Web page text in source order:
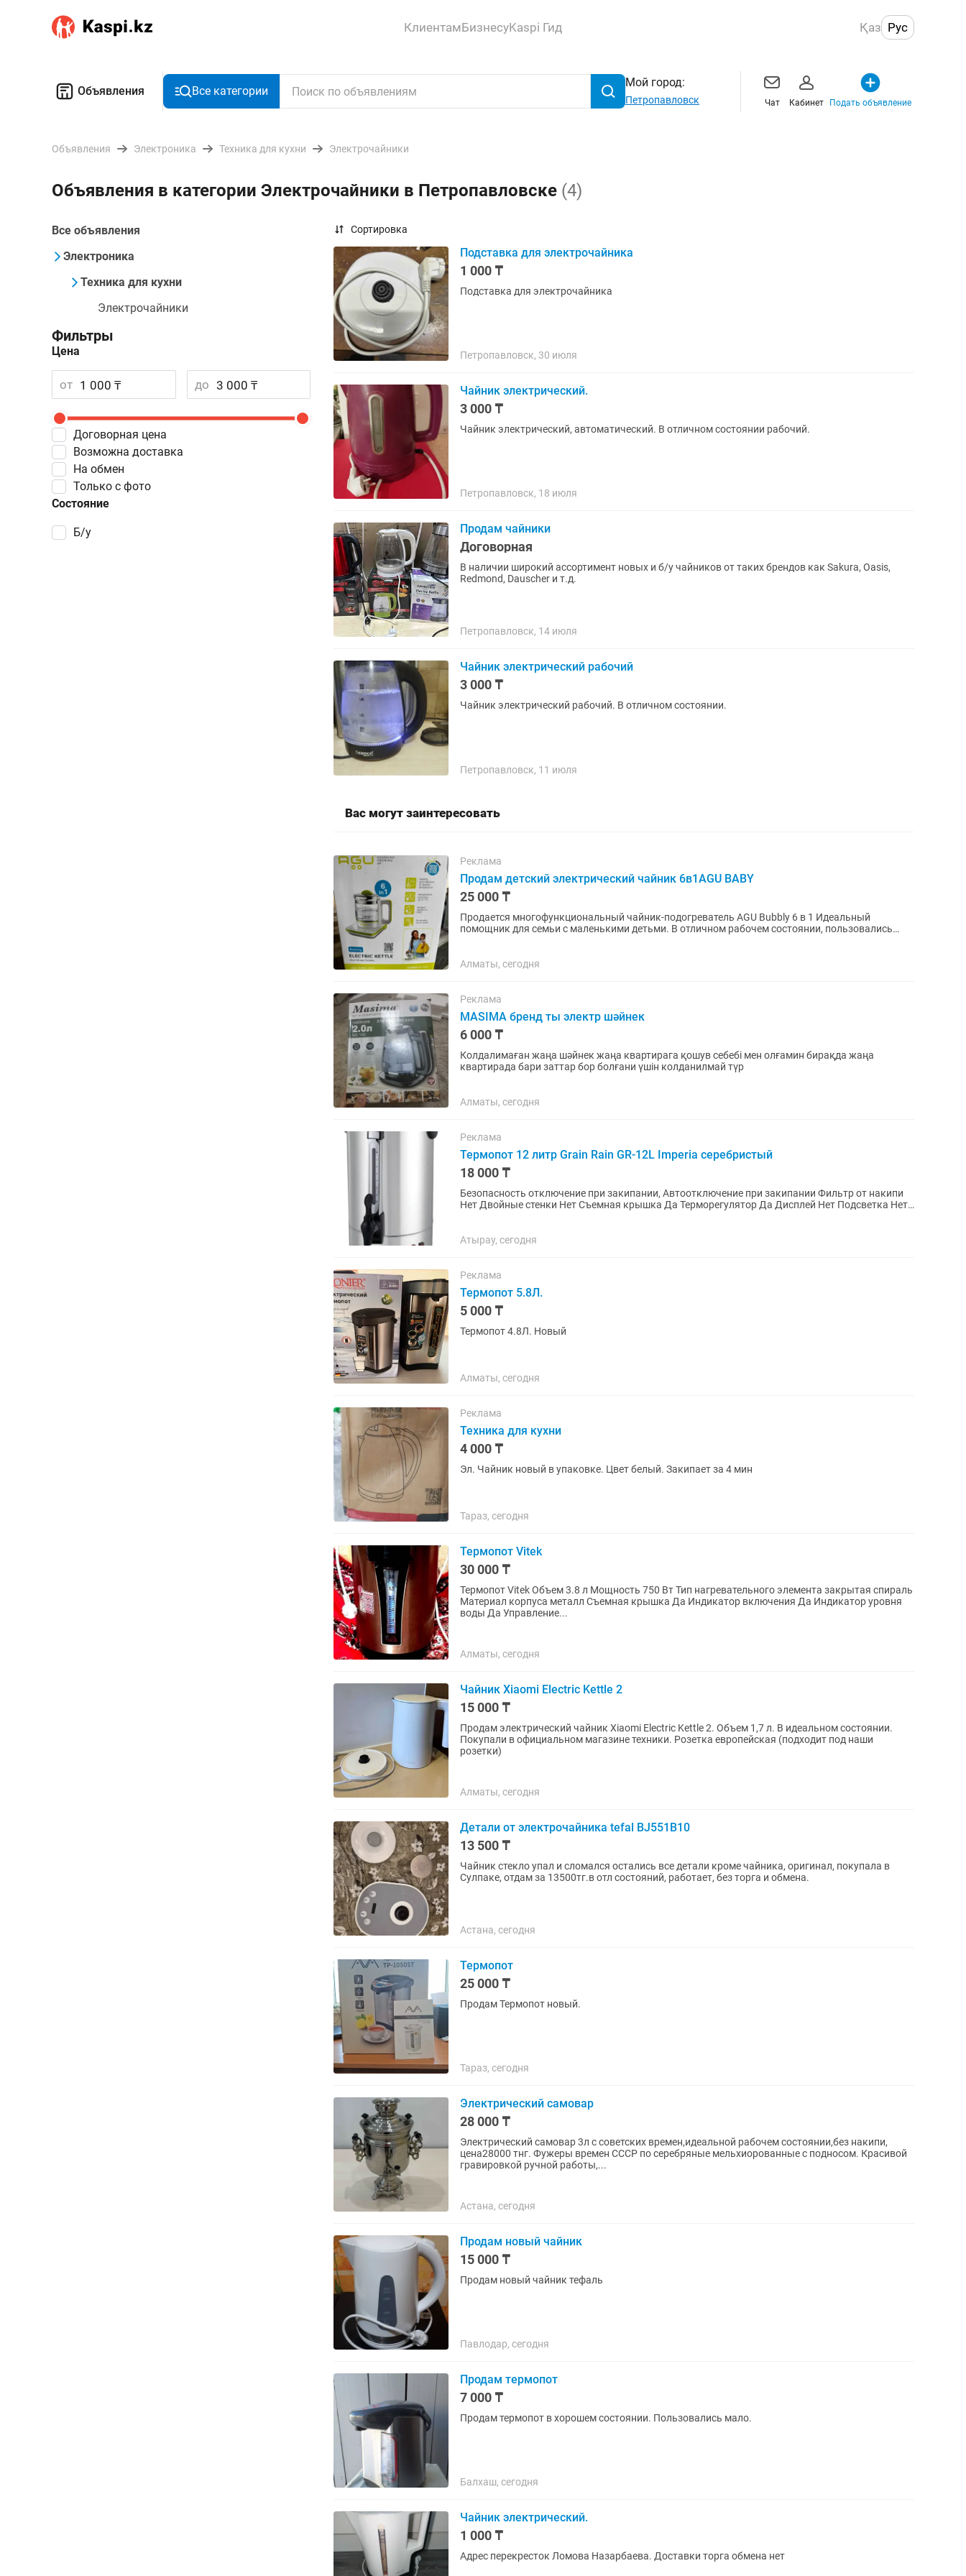
КлиентамБизнесуKaspi Гид Қаз Рус
Объявления Все категории
Мой город:
Петропавловск Чат Кабинет Подать объявление
Объявления Электроника Техника для кухни Электрочайники
Объявления в категории Электрочайники в Петропавловске (4)
Все объявления
Электроника
Техника для кухни
Электрочайники
Фильтры
Цена
от до
Договорная цена
Возможна доставка
Состояние
Б/у
На обмен
Только с фото
Сортировка
Подставка для электрочайника
1 000 ₸
Подставка для электрочайника
Петропавловск, 30 июля
Чайник электрический.
3 000 ₸
Чайник электрический, автоматический. В отличном состоянии рабочий.
Петропавловск, 18 июля
Продам чайники
Договорная
В наличии широкий ассортимент новых и б/у чайников от таких брендов как Sakura, Oasis,
Redmond, Dauscher и т.д.
Петропавловск, 14 июля
Чайник электрический рабочий
3 000 ₸
Чайник электрический рабочий. В отличном состоянии.
Петропавловск, 11 июля
Вас могут заинтересовать
Реклама
Продам детский электрический чайник 6в1AGU BABY
25 000 ₸
Продается многофункциональный чайник-подогреватель AGU Bubbly 6 в 1 Идеальный
помощник для семьи с маленькими детьми. В отличном рабочем состоянии, пользовались
Алматы, сегодня
Реклама
MASIMA бренд ты электр шәйнек
6 000 ₸
Колдалимаған жаңа шәйнек жаңа квартирага қошув себебі мен олғамин бирақда жаңа
квартирада бари заттар бор болғани үшін колданилмай түр
Алматы, сегодня
Реклама
Термопот 12 литр Grain Rain GR-12L Imperia серебристый
18 000 ₸
Безопасность отключение при закипании, Автоотключение при закипании Фильтр от накипи
Нет Двойные стенки Нет Съемная крышка Да Терморегулятор Да Дисплей Нет Подсветка Нет
Атырау, сегодня
Реклама
Термопот 5.8Л.
5 000 ₸
Термопот 4.8Л. Новый
Алматы, сегодня
Реклама
Техника для кухни
4 000 ₸
Эл. Чайник новый в упаковке. Цвет белый. Закипает за 4 мин
Тараз, сегодня
Термопот Vitek
30 000 ₸
Термопот Vitek Объем 3.8 л Мощность 750 Вт Тип нагревательного элемента закрытая спираль
Материал корпуса металл Съемная крышка Да Индикатор включения Да Индикатор уровня
воды Да Управление...
Алматы, сегодня
Чайник Xiaomi Electric Kettle 2
15 000 ₸
Продам электрический чайник Xiaomi Electric Kettle 2. Объем 1,7 л. В идеальном состоянии.
Покупали в официальном магазине техники. Розетка европейская (подходит под наши
розетки)
Алматы, сегодня
Детали от электрочайника tefal BJ551B10
13 500 ₸
Чайник стекло упал и сломался остались все детали кроме чайника, оригинал, покупала в
Сулпаке, отдам за 13500тг.в отл состояний, работает, без торга и обмена.
Астана, сегодня
Термопот
25 000 ₸
Продам Термопот новый.
Тараз, сегодня
Электрический самовар
28 000 ₸
Электрический самовар 3л с советских времен,идеальной рабочем состоянии,без накипи,
цена28000 тнг. Фужеры времен СССР по серебряные мельхиорованные с подносом. Красивой
гравировкой ручной работы,...
Астана, сегодня
Продам новый чайник
15 000 ₸
Продам новый чайник тефаль
Павлодар, сегодня
Продам термопот
7 000 ₸
Продам термопот в хорошем состоянии. Пользовались мало.
Балхаш, сегодня
Чайник электрический.
1 000 ₸
Адрес перекресток Ломова Назарбаева. Доставки торга обмена нет